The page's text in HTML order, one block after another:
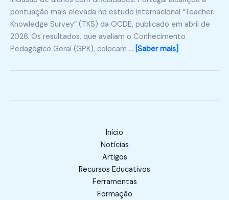
pontuação mais elevada no estudo internacional “Teacher
Knowledge Survey” (TKS) da OCDE, publicado em abril de
2026. Os resultados, que avaliam o Conhecimento
Pedagógico Geral (GPK), colocam … [Saber mais]
Início
Notícias
Artigos
Recursos Educativos
Ferramentas
Formação